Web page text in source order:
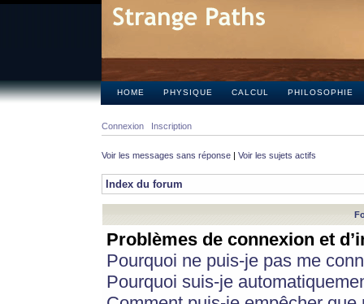
HOME PHYSIQUE CALCUL PHILOSOPHIE
Connexion Inscription
Voir les messages sans réponse | Voir les sujets actifs
Index du forum
Problèmes de connexion et
Pourquoi ne puis-je pas me
Pourquoi suis-je